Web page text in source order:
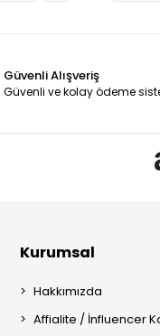
Güvenli Alışveriş
Güvenli ve kolay ödeme
Kurumsal
Hakkımızda
Affialite / İnfluencer